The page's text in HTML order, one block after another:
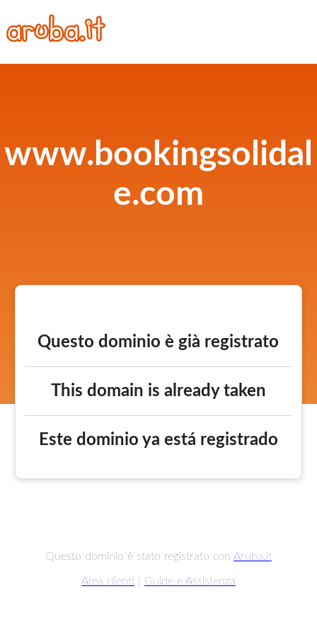
www.bookingsolidal
e.com
Questo dominio è già registrato
This domain is already taken
Este dominio ya está registrado
Questo dominio è stato registrato con Aruba.it
Area clienti Guide e Assistenza